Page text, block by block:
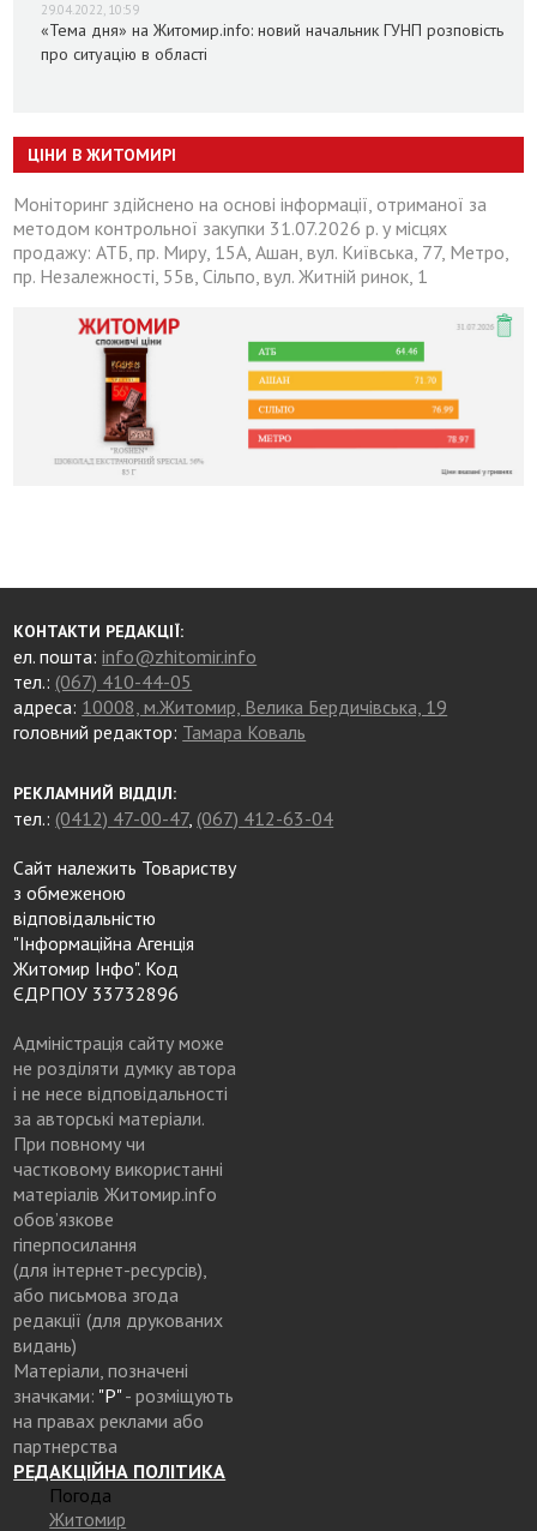
29.04.2022, 10:59
«Тема дня» на Житомир.info: новий начальник ГУНП розповість
про ситуацію в області
ЦІНИ В ЖИТОМИРІ
Моніторинг здійснено на основі інформації, отриманої за
методом контрольної закупки 31.07.2026 р. у місцях
продажу: АТБ, пр. Миру, 15А, Ашан, вул. Київська, 77, Метро,
пр. Незалежності, 55в, Сільпо, вул. Житній ринок, 1
КОНТАКТИ РЕДАКЦІЇ:
ел. пошта:info@zhitomir.info
тел.: (067) 410-44-05
адреса: 10008, м.Житомир, Велика Бердичівська, 19
головний редактор: Тамара Коваль
РЕКЛАМНИЙ ВІДДІЛ:
тел.: (0412) 47-00-47, (067) 412-63-04
Сайт належить Товариству
з обмеженою
відповідальністю
"Інформаційна Агенція
Житомир Інфо". Код
ЄДРПОУ 33732896
Адміністрація сайту може
не розділяти думку автора
і не несе відповідальності
за авторські матеріали.
При повному чи
частковому використанні
матеріалів Житомир.info
обов’язкове
гіперпосилання
(для інтернет-ресурсів),
або письмова згода
редакції (для друкованих
видань)
Матеріали, позначені
значками: "Р"- розміщують
на правах реклами або
партнерства
РЕДАКЦІЙНА ПОЛІТИКА
Погода
Житомир